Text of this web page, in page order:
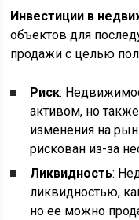
Инвестиции в
объектов для
продажи с целью
Риск:
активом, но
изменения на
рискован из-за
Ликвидность:
ликвидностью,
но ее можно